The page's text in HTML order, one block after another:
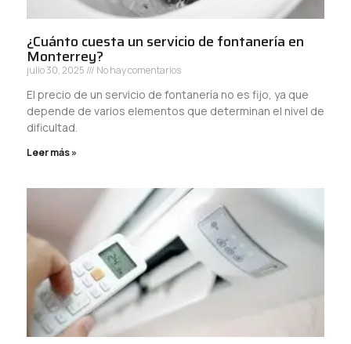
¿Cuánto cuesta un servicio de fontanería en
Monterrey?
julio 30, 2025 No hay comentarios
El precio de un servicio de fontanería no es fijo, ya que
depende de varios elementos que determinan el nivel de
dificultad.
Leer más »